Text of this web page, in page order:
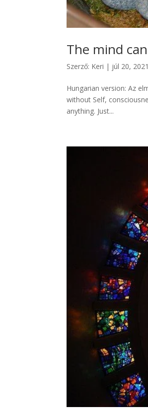
The mind
Szerző: Keri | júl 20, 2021
Hungarian version: Az
without Self,
anything. Just...